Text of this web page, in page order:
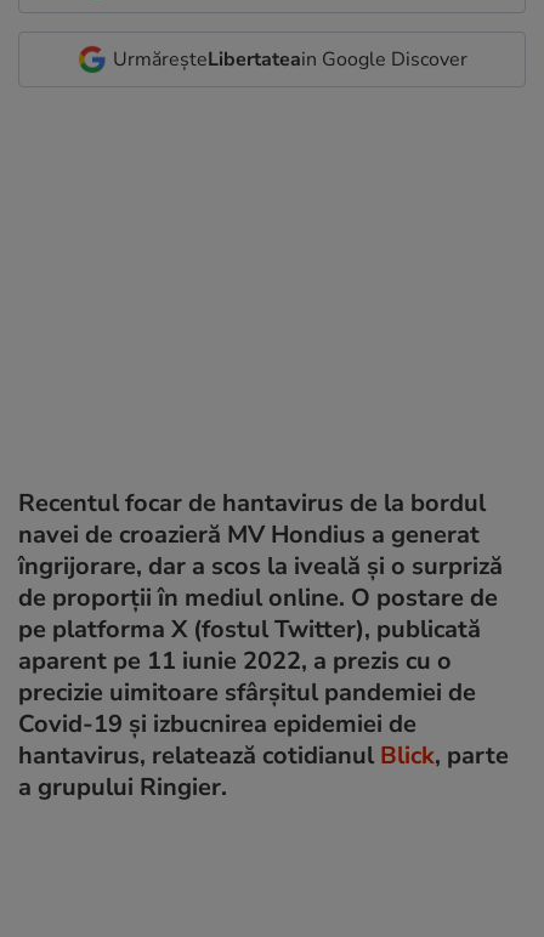
UrmăreșteLibertateain Google Discover
Recentul focar de hantavirus de la bordul
navei de croazieră MV Hondius a generat
îngrijorare, dar a scos la iveală și o surpriză
de proporții în mediul online. O postare de
pe platforma X (fostul Twitter), publicată
aparent pe 11 iunie 2022, a prezis cu o
precizie uimitoare sfârșitul pandemiei de
Covid-19 și izbucnirea epidemiei de
hantavirus, relatează cotidianul Blick, parte
a grupului Ringier.